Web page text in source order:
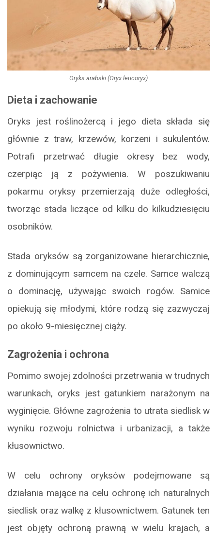
Oryks arabski (Oryx leucoryx)
Dieta i zachowanie
Oryks jest roślinożercą i jego dieta składa się
głównie z traw, krzewów, korzeni i sukulentów.
Potrafi przetrwać długie okresy bez wody,
czerpiąc ją z pożywienia. W poszukiwaniu
pokarmu oryksy przemierzają duże odległości,
tworząc stada liczące od kilku do kilkudziesięciu
osobników.
Stada oryksów są zorganizowane hierarchicznie,
z dominującym samcem na czele. Samce walczą
o dominację, używając swoich rogów. Samice
opiekują się młodymi, które rodzą się zazwyczaj
po około 9-miesięcznej ciąży.
Zagrożenia i ochrona
Pomimo swojej zdolności przetrwania w trudnych
warunkach, oryks jest gatunkiem narażonym na
wyginięcie. Główne zagrożenia to utrata siedlisk w
wyniku rozwoju rolnictwa i urbanizacji, a także
kłusownictwo.
W celu ochrony oryksów podejmowane są
działania mające na celu ochronę ich naturalnych
siedlisk oraz walkę z kłusownictwem. Gatunek ten
jest objęty ochroną prawną w wielu krajach, a